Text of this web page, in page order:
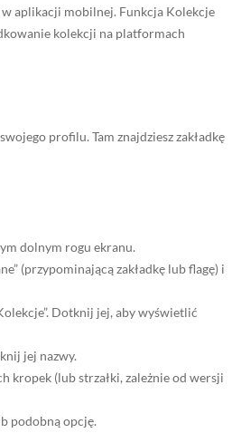
aplikacji mobilnej. Funkcja Kolekcje
kolekcji na platformach
profilu. Tam znajdziesz zakładkę
dolnym rogu ekranu.
(przypominającą zakładkę lub flagę) i
Dotknij jej, aby wyświetlić
jej nazwy.
(lub strzałki, zależnie od wersji
podobną opcję.